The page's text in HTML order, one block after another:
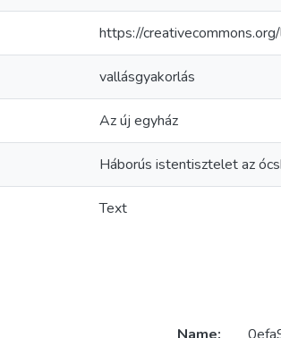
https://
vallásgyakorlás
Az új egyház
Háborús istentisztelet az
Text